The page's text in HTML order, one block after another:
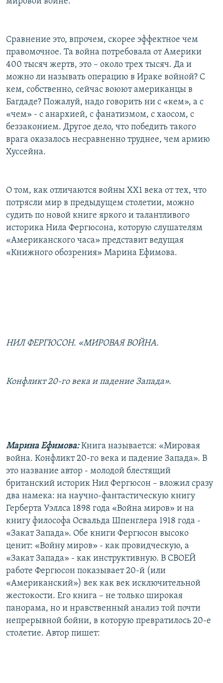
Сравнение это, впрочем, скорее эффектное чем
правомочное. Та война потребовала от Америки
400 тысяч жертв, это – около трех тысяч. Да и
можно ли называть операцию в Ираке войной? С
кем, собственно, сейчас воюют американцы в
Багдаде? Пожалуй, надо говорить ни с «кем», а с
«чем» - с анархией, с фанатизмом, с хаосом, с
беззаконием. Другое дело, что победить такого
врага оказалось несравненно труднее, чем армию
Хуссейна.
О том, как отличаются войны ХХ1 века от тех, что
потрясли мир в предыдущем столетии, можно
судить по новой книге яркого и талантливого
историка Нила Фергюсона, которую слушателям
«Американского часа» представит ведущая
«Книжного обозрения» Марина Ефимова.
НИЛ ФЕРГЮСОН. «МИРОВАЯ ВОЙНА.
Конфликт 20-го века и падение Запада».
Марина Ефимова:Книга называется: «Мировая
война. Конфликт 20-го века и падение Запада». В
это название автор - молодой блестящий
британский историк Нил Фергюсон – вложил сразу
два намека: на научно-фантастическую книгу
Герберта Уэллса 1898 года «Война миров» и на
книгу философа Освальда Шпенглера 1918 года -
«Закат Запада». Обе книги Фергюсон высоко
ценит: «Войну миров» - как провидческую, а
«Закат Запада» - как инструктивную. В СВОЕЙ
работе Фергюсон показывает 20-й (или
«Американский») век как век исключительной
жестокости. Его книга – не только широкая
панорама, но и нравственный анализ той почти
непрерывной бойни, в которую превратилось 20-е
столетие. Автор пишет: